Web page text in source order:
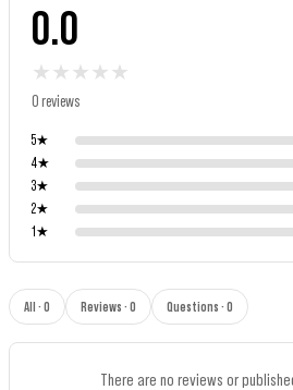
0.0
★ ★ ★ ★ ★
0 reviews
5★
4★
3★
2★
1★
All · 0 Reviews · 0 Questions · 0
There are no reviews or